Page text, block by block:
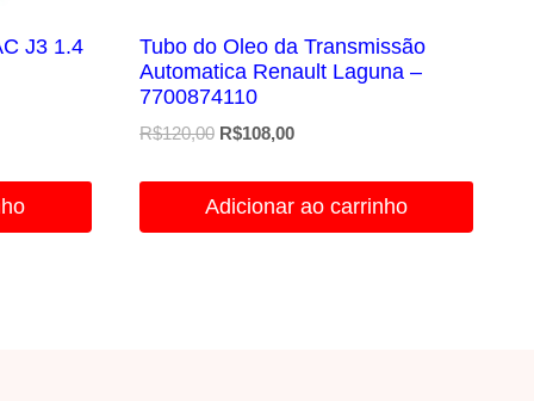
J3 1.4
Tubo do Oleo da Transmissão
Automatica Renault Laguna –
7700874110
R$120,00 O
era:
R$108,00O
é:
Adicionar ao carrinho